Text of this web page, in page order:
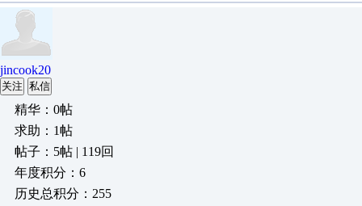
jincook20
关注 私信
精华：0帖
求助：1帖
帖子：5帖 | 119回
年度积分：6
历史总积分：255